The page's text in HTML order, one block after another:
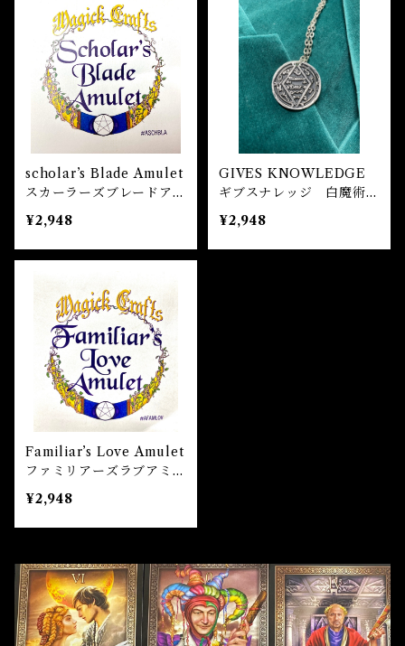
戌 Dog
亥 Pig
願望実現
scholar’s Blade Amulet
スカーラーズブレードアミ
ュレット 白魔術アミュレ
ット
¥2,948
GIVES KNOWLEDGE
ギブスナレッジ 白魔術ア
ミュレット
¥2,948
Familiar’s Love Amulet
ファミリアーズラブアミュ
レット 白魔術アミュレッ
ト
¥2,948